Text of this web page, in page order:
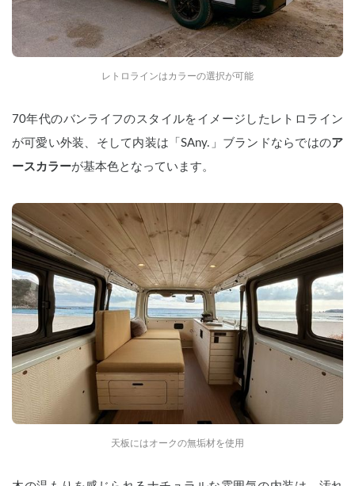
レトロラインはカラーの選択が可能
70年代のバンライフのスタイルをイメージしたレトロライン
が可愛い外装、そして内装は「SAny.」ブランドならではのア
ースカラーが基本色となっています。
天板にはオークの無垢材を使用